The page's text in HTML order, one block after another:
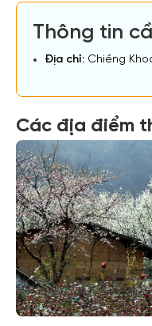
Thông tin
Địa chỉ: Chiềng
Các địa điểm